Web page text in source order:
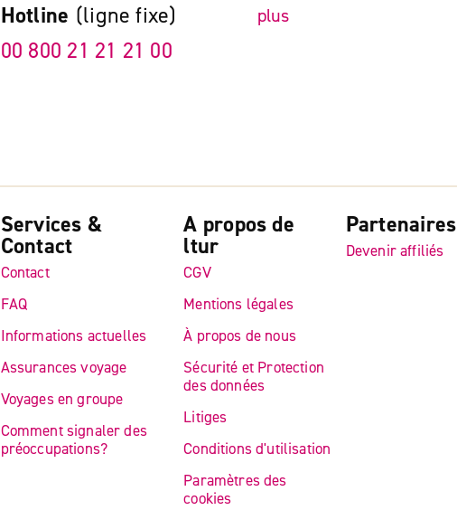
Hotline (ligne fixe) plus
00 800 21 21 21 00
Services &
Contact
Contact
FAQ
Informations actuelles
Assurances voyage
Voyages en groupe
Comment signaler des
préoccupations?
A propos de
ltur
CGV
Mentions légales
À propos de nous
Sécurité et Protection
des données
Litiges
Conditions d'utilisation
Paramètres des
cookies
Partenaires
Devenir affiliés